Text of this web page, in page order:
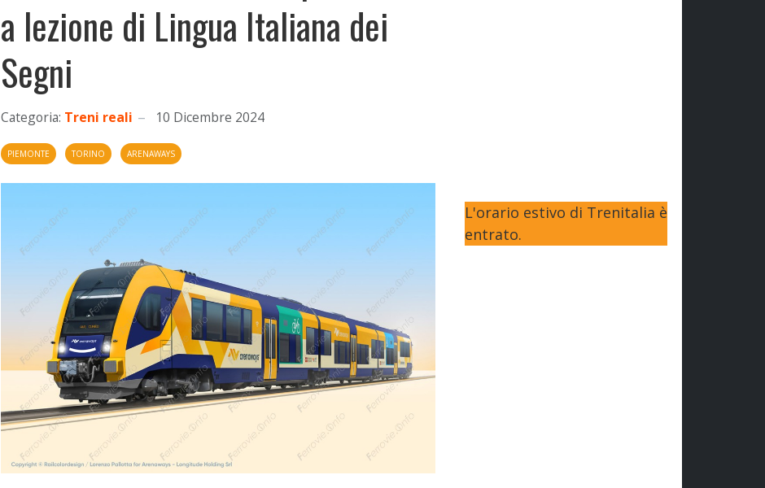
a lezione di Lingua Italiana dei
Segni
Categoria: Treni reali 10 Dicembre 2024
PIEMONTE TORINO ARENAWAYS
L'orario estivo di Trenitalia è
entrato.